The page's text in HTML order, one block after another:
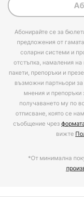
Абонирайте се за
предложения от
соларни системи и
отстъпка, намаления
пакети, препоръки и
възможни партньори за
мнения и
получаването му по
отписване, която се
съобщение чрез
вижте
*От минимална